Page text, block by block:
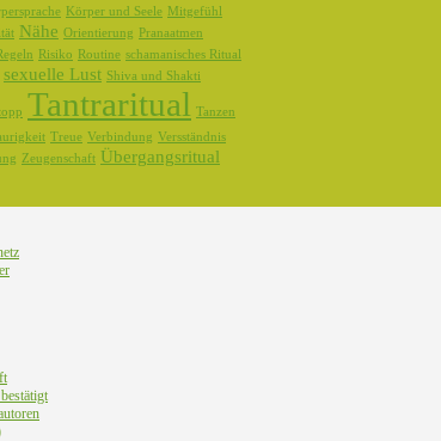
Körper und Seele Mitgefühl
Nähe Orientierung
Pranaatmen
Risiko Routine schamanisches Ritual
sexuelle Lust Shiva und Shakti
Tantraritual Tanzen
Treue Verbindung Versständnis
Zeugenschaft Übergangsritual